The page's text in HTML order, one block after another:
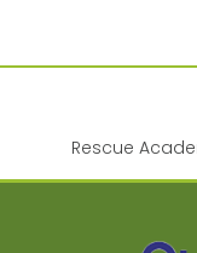
Rescue